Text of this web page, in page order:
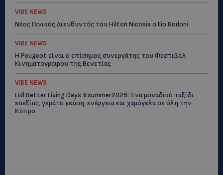
VIBE NEWS
Νέος Γενικός Διευθυντής του Hilton Nicosia ο Ilio Rodoni
VIBE NEWS
Η Peugeot είναι ο επίσημος συνεργάτης του Φεστιβάλ
Κινηματογράφου της Βενετίας
VIBE NEWS
Lidl Better Living Days #summer2026: Ένα μοναδικό ταξίδι
ευεξίας, γεμάτο γεύση, ενέργεια και χαμόγελα σε όλη την
Κύπρο